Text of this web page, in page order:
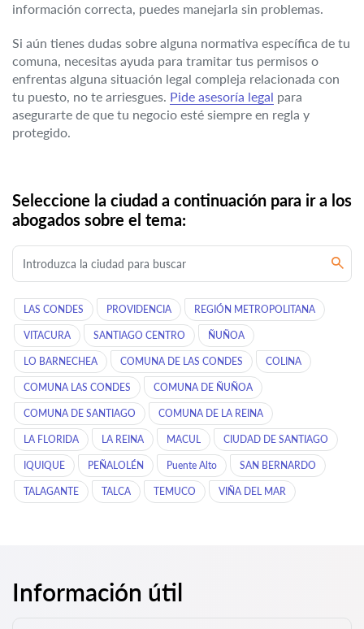
información correcta, puedes manejarla sin problemas.
Si aún tienes dudas sobre alguna normativa específica de tu
comuna, necesitas ayuda para tramitar tus permisos o
enfrentas alguna situación legal compleja relacionada con
tu puesto, no te arriesgues. Pide asesoría legal para
asegurarte de que tu negocio esté siempre en regla y
protegido.
Seleccione la ciudad a continuación para ir a los
abogados sobre el tema:
LAS CONDES PROVIDENCIA REGIÓN METROPOLITANA
VITACURA SANTIAGO CENTRO ÑUÑOA
LO BARNECHEA COMUNA DE LAS CONDES COLINA
COMUNA LAS CONDES COMUNA DE ÑUÑOA
COMUNA DE SANTIAGO COMUNA DE LA REINA
LA FLORIDA LA REINA MACUL CIUDAD DE SANTIAGO
IQUIQUE PEÑALOLÉN Puente Alto SAN BERNARDO
TALAGANTE TALCA TEMUCO VIÑA DEL MAR
Información útil